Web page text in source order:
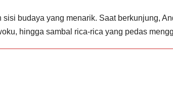
budaya yang menarik. Saat berkunjung,
hingga sambal rica-rica yang pedas